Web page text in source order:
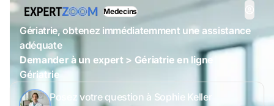
Medecins
Gériatrie, obtenez immédiatemment une assistance
adéquate
Demander à un expert > Gériatrie en ligne
Gériatrie
Posez votre question à Sophie Keller